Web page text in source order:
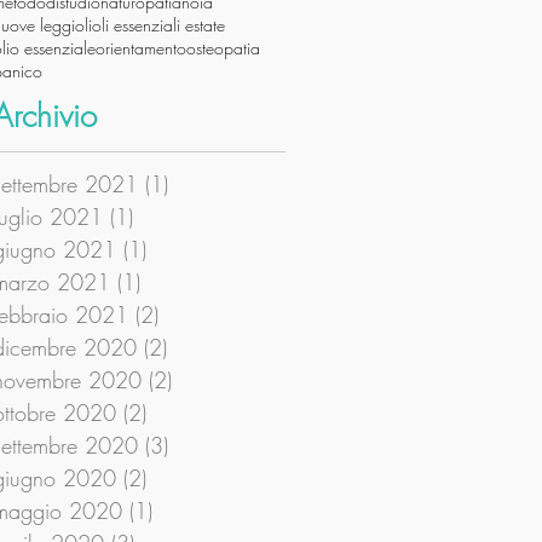
leggiolioli essenziali estate
essenzialeorientamentoosteopatia
2021 (1)
2021 (1)
2021 (1)
2021 (1)
2021 (2)
2020 (2)
2020 (2)
2020 (2)
2020 (3)
2020 (2)
2020 (1)